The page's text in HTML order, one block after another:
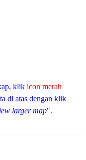
klikicon merah
di atas dengan klik
larger map".